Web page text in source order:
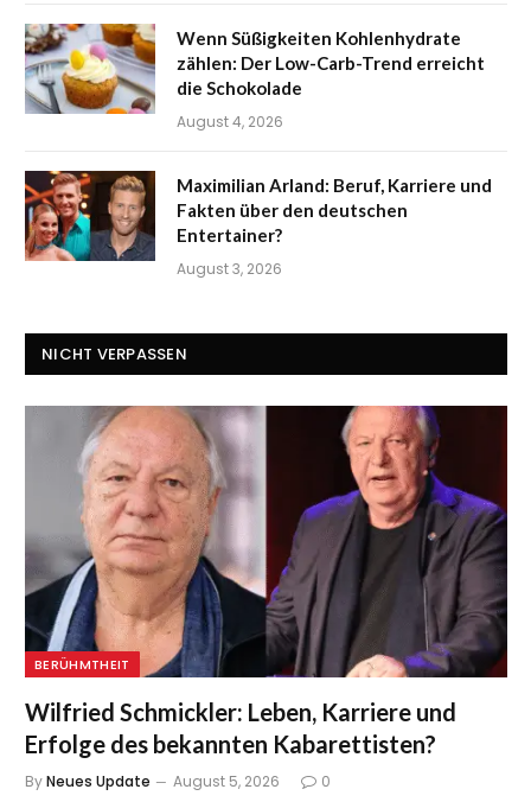
Wenn Süßigkeiten Kohlenhydrate
zählen: Der Low-Carb-Trend erreicht
die Schokolade
August 4, 2026
Maximilian Arland: Beruf, Karriere und
Fakten über den deutschen
Entertainer?
August 3, 2026
NICHT VERPASSEN
BERÜHMTHEIT
Wilfried Schmickler: Leben, Karriere und
Erfolge des bekannten Kabarettisten?
ByNeues Update August 5, 2026 0